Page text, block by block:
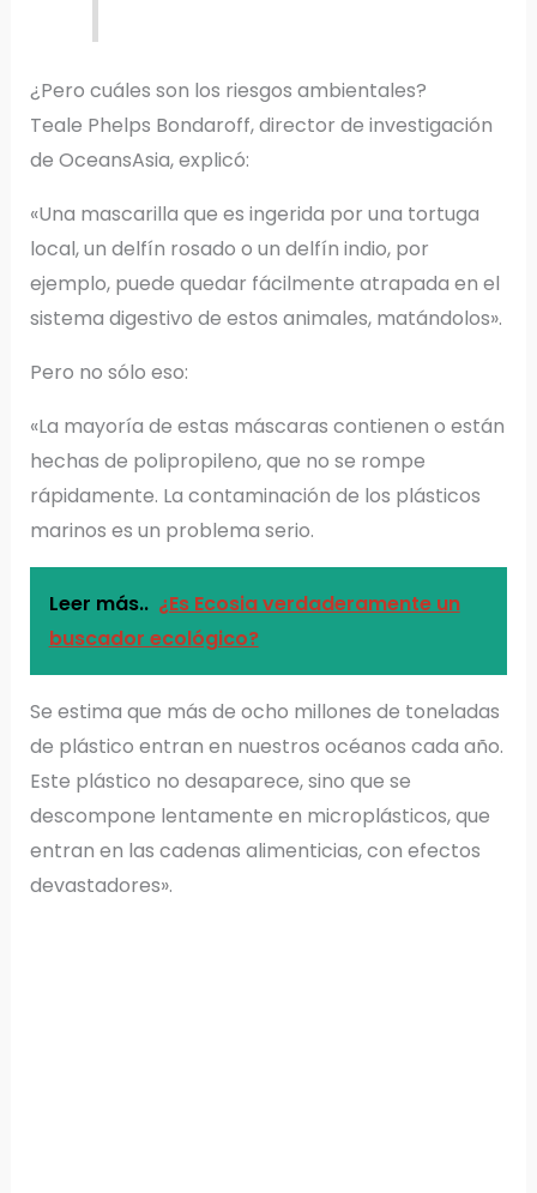
¿Pero cuáles son los riesgos ambientales?
Teale Phelps Bondaroff, director de investigación
de OceansAsia, explicó:
«Una mascarilla que es ingerida por una tortuga
local, un delfín rosado o un delfín indio, por
ejemplo, puede quedar fácilmente atrapada en el
sistema digestivo de estos animales, matándolos».
Pero no sólo eso:
«La mayoría de estas máscaras contienen o están
hechas de polipropileno, que no se rompe
rápidamente. La contaminación de los plásticos
marinos es un problema serio.
Leer más.. ¿Es Ecosia verdaderamente un
buscador ecológico?
Se estima que más de ocho millones de toneladas
de plástico entran en nuestros océanos cada año.
Este plástico no desaparece, sino que se
descompone lentamente en microplásticos, que
entran en las cadenas alimenticias, con efectos
devastadores».